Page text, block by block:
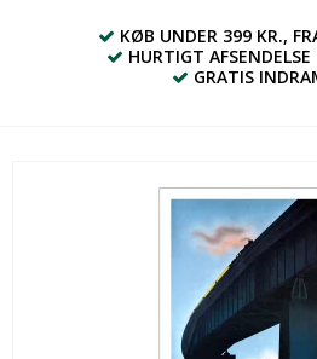
KØB UNDER 399 KR.,
HURTIGT
GRATIS